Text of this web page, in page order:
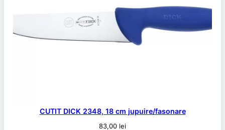
CUTIT DICK 2348, 18 cm jupuire/fasonare
83,00 lei